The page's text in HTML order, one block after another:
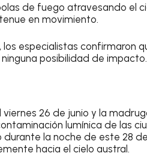
de fuego atravesando el
en movimiento.
especialistas confirmaron
posibilidad de impacto.
26 de junio y la
lumínica de las
la noche de este 28
hacia el cielo austral.